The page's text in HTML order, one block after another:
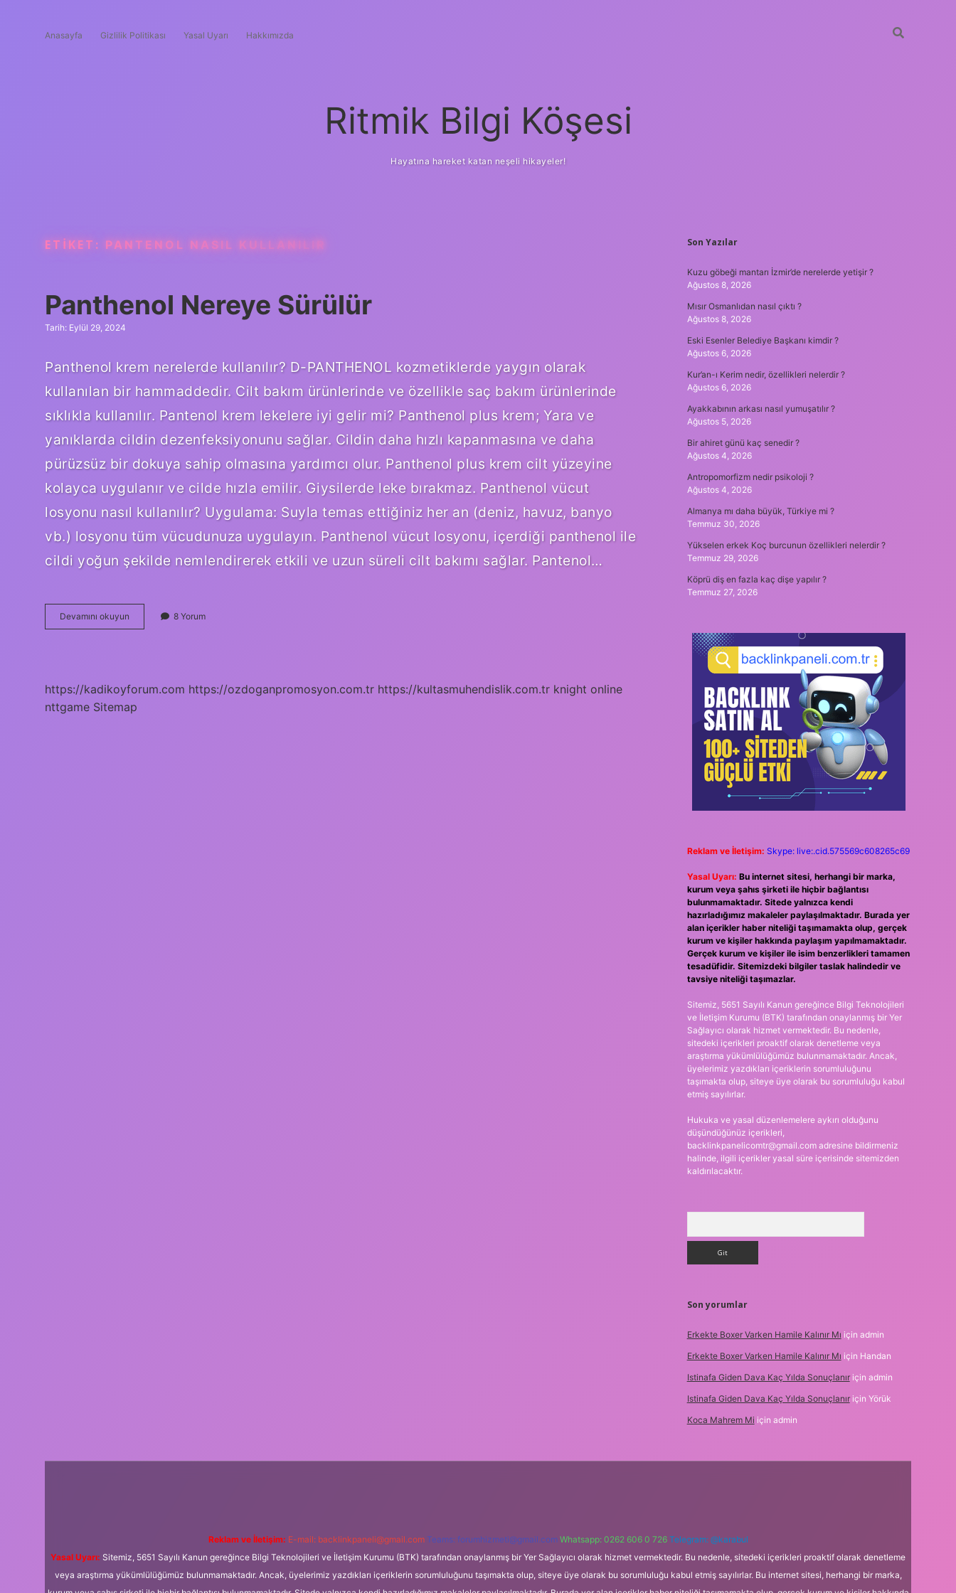
Anasayfa Gizlilik Politikası Yasal Uyarı Hakkımızda
Ritmik Bilgi Köşesi
Hayatına hareket katan neşeli hikayeler!
ETIKET: PANTENOL NASIL KULLANILIR
Panthenol Nereye Sürülür
Tarih: Eylül 29, 2024
Panthenol krem nerelerde kullanılır? D-PANTHENOL kozmetiklerde yaygın olarak
kullanılan bir hammaddedir. Cilt bakım ürünlerinde ve özellikle saç bakım ürünlerinde
sıklıkla kullanılır. Pantenol krem lekelere iyi gelir mi? Panthenol plus krem; Yara ve
yanıklarda cildin dezenfeksiyonunu sağlar. Cildin daha hızlı kapanmasına ve daha
pürüzsüz bir dokuya sahip olmasına yardımcı olur. Panthenol plus krem ​​cilt yüzeyine
kolayca uygulanır ve cilde hızla emilir. Giysilerde leke bırakmaz. Panthenol vücut
losyonu nasıl kullanılır? Uygulama: Suyla temas ettiğiniz her an (deniz, havuz, banyo
vb.) losyonu tüm vücudunuza uygulayın. Panthenol vücut losyonu, içerdiği panthenol ile
cildi yoğun şekilde nemlendirerek etkili ve uzun süreli cilt bakımı sağlar. Pantenol…
Devamını okuyun Panthenol
Nereye
8 Yorum
https://kadikoyforum.com https://ozdoganpromosyon.com.tr https://kultasmuhendislik.com.tr knight online
nttgame Sitemap
SIDEBAR
Son Yazılar
Kuzu göbeği mantarı İzmir’de nerelerde yetişir ?
Ağustos 8, 2026
Mısır Osmanlıdan nasıl çıktı ?
Ağustos 8, 2026
Eski Esenler Belediye Başkanı kimdir ?
Ağustos 6, 2026
Kur’an-ı Kerim nedir, özellikleri nelerdir ?
Ağustos 6, 2026
Ayakkabının arkası nasıl yumuşatılır ?
Ağustos 5, 2026
Bir ahiret günü kaç senedir ?
Ağustos 4, 2026
Antropomorfizm nedir psikoloji ?
Ağustos 4, 2026
Almanya mı daha büyük, Türkiye mi ?
Temmuz 30, 2026
Yükselen erkek Koç burcunun özellikleri nelerdir ?
Temmuz 29, 2026
Köprü diş en fazla kaç dişe yapılır ?
Temmuz 27, 2026
Reklam ve İletişim: Skype: live:.cid.575569c608265c69
Yasal Uyarı: Bu internet sitesi, herhangi bir marka,
kurum veya şahıs şirketi ile hiçbir bağlantısı
bulunmamaktadır. Sitede yalnızca kendi
hazırladığımız makaleler paylaşılmaktadır. Burada yer
alan içerikler haber niteliği taşımamakta olup, gerçek
kurum ve kişiler hakkında paylaşım yapılmamaktadır.
Gerçek kurum ve kişiler ile isim benzerlikleri tamamen
tesadüfidir. Sitemizdeki bilgiler taslak halindedir ve
tavsiye niteliği taşımazlar.
Sitemiz, 5651 Sayılı Kanun gereğince Bilgi Teknolojileri
ve İletişim Kurumu (BTK) tarafından onaylanmış bir Yer
Sağlayıcı olarak hizmet vermektedir. Bu nedenle,
sitedeki içerikleri proaktif olarak denetleme veya
araştırma yükümlülüğümüz bulunmamaktadır. Ancak,
üyelerimiz yazdıkları içeriklerin sorumluluğunu
taşımakta olup, siteye üye olarak bu sorumluluğu kabul
etmiş sayılırlar.
Hukuka ve yasal düzenlemelere aykırı olduğunu
düşündüğünüz içerikleri,
backlinkpanelicomtr@gmail.comadresine bildirmeniz
halinde, ilgili içerikler yasal süre içerisinde sitemizden
kaldırılacaktır.
Son yorumlar
Erkekte Boxer Varken Hamile Kalınır Mı için admin
Erkekte Boxer Varken Hamile Kalınır Mı için Handan
Istinafa Giden Dava Kaç Yılda Sonuçlanıriçin admin
Istinafa Giden Dava Kaç Yılda Sonuçlanıriçin Yörük
Koca Mahrem Mi için admin
Reklam ve İletişim: E-mail: backlinkpaneli@gmail.com Teams: forumhizmeti@gmail.com Whatsapp: 0262 606 0 726 Telegram: @karabul
Yasal Uyarı: Sitemiz, 5651 Sayılı Kanun gereğince Bilgi Teknolojileri ve İletişim Kurumu (BTK) tarafından onaylanmış bir Yer Sağlayıcı olarak hizmet vermektedir. Bu nedenle, sitedeki içerikleri proaktif olarak denetleme
veya araştırma yükümlülüğümüz bulunmamaktadır. Ancak, üyelerimiz yazdıkları içeriklerin sorumluluğunu taşımakta olup, siteye üye olarak bu sorumluluğu kabul etmiş sayılırlar. Bu internet sitesi, herhangi bir marka,